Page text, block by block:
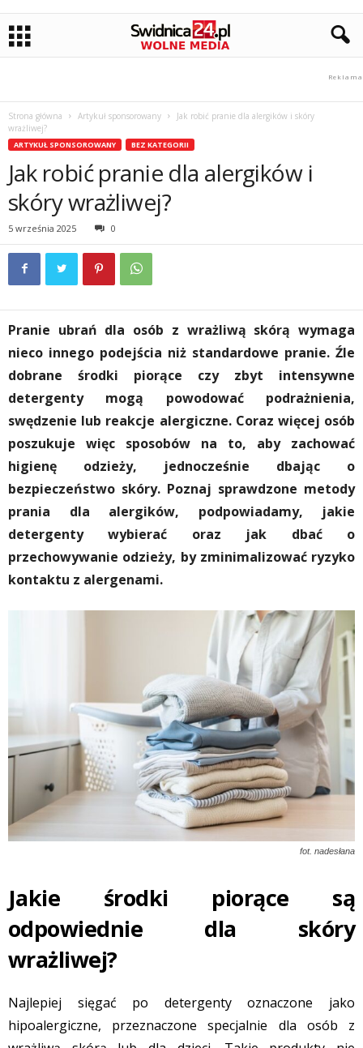
Strona główna Artykuł sponsorowany
Jak robić pranie dla alergików i skóry
wrażliwej?
ARTYKUŁ SPONSOROWANY BEZ KATEGORII
Jak robić pranie dla alergików i
skóry wrażliwej?
5 września 2025 0
Pranie ubrań dla osób z wrażliwą skórą wymaga
nieco innego podejścia niż standardowe pranie. Źle
dobrane środki piorące czy zbyt intensywne
detergenty mogą powodować podrażnienia,
swędzenie lub reakcje alergiczne. Coraz więcej osób
poszukuje więc sposobów na to, aby zachować
higienę odzieży, jednocześnie dbając o
bezpieczeństwo skóry. Poznaj sprawdzone metody
prania dla alergików, podpowiadamy, jakie
detergenty wybierać oraz jak dbać o
przechowywanie odzieży, by zminimalizować ryzyko
kontaktu z alergenami.
fot. nadesłana
Jakie środki piorące są
odpowiednie dla skóry
wrażliwej?
Najlepiej sięgać po detergenty oznaczone jako
hipoalergiczne, przeznaczone specjalnie dla osób z